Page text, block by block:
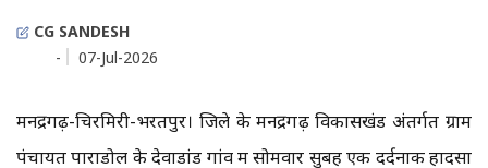
CG SANDESH
-
07-Jul-2026
मनेंद्रगढ़-चिरमिरी-भरतपुर। जिले के मनेंद्रगढ़ विकासखंड अंतर्गत ग्राम
पंचायत पाराडोल के देवाडांड गांव में सोमवार सुबह एक दर्दनाक हादसा